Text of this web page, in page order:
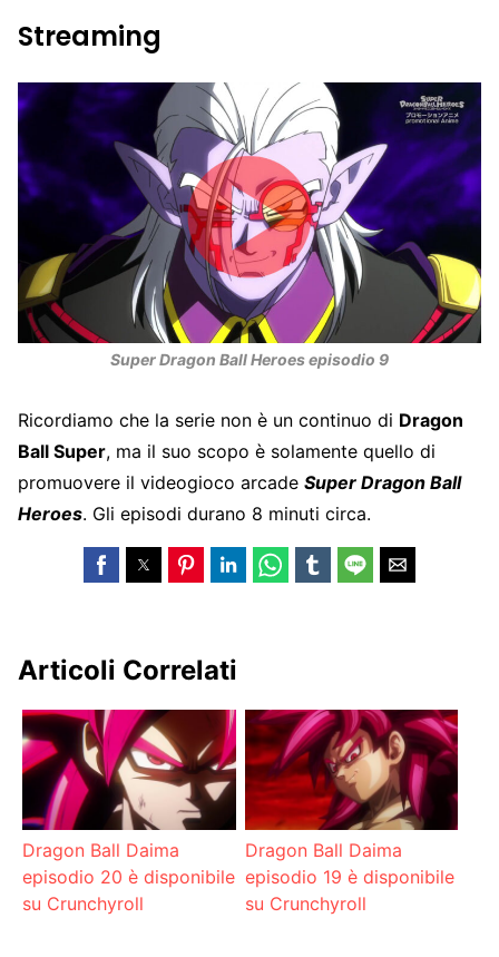
Streaming
Super Dragon Ball Heroes episodio 9
Ricordiamo che la serie non è un continuo di Dragon
Ball Super, ma il suo scopo è solamente quello di
promuovere il videogioco arcade Super Dragon Ball
Heroes. Gli episodi durano 8 minuti circa.
Articoli Correlati
Dragon Ball Daima
episodio 20 è disponibile
su Crunchyroll
Dragon Ball Daima
episodio 19 è disponibile
su Crunchyroll